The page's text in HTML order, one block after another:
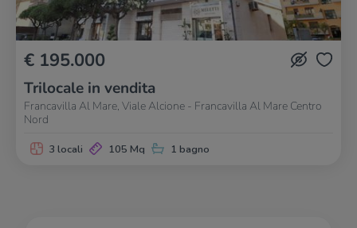
€ 195.000
Trilocale in vendita
Francavilla Al Mare, Viale Alcione - Francavilla Al Mare Centro
Nord
3 locali 105 Mq 1 bagno